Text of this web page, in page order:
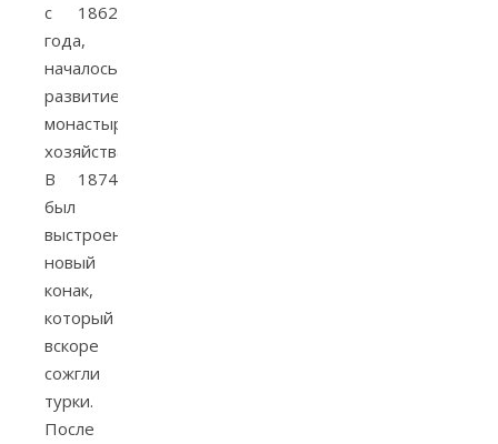
с 1862
года,
началось
развитие
монастырского
хозяйства.
В 1874
был
выстроен
новый
конак,
который
вскоре
сожгли
турки.
После